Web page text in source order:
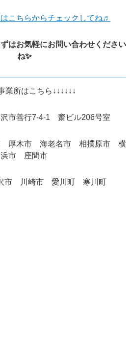
こちらからチェックしてね♬
はお気軽にお問い合わせください
ね✨
業所はこちら↓↓↓↓↓↓
市善行7-4-1 齋ビル206号室
厚木市 海老名市 相撲原市 横
浜市 座間市
市 愛川町 寒川町